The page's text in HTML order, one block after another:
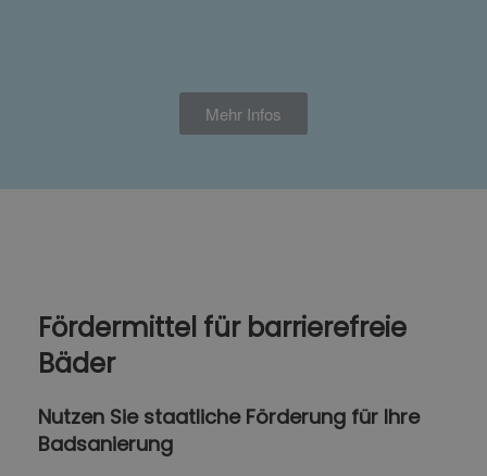
Mehr Infos
Fördermittel für barrierefreie
Bäder
Nutzen Sie staatliche Förderung für Ihre
Badsanierung